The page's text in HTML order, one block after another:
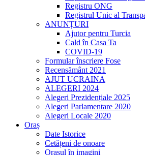
Registru ONG
Registrul Unic al
ANUNȚURI
Ajutor pentru Turcia
Cald în Casa Ta
COVID-19
Formular înscriere Fose
Recensământ 2021
AJUT UCRAINA
ALEGERI 2024
Alegeri Prezidențiale 2025
Alegeri Parlamentare 2020
Alegeri Locale 2020
Oraș
Date Istorice
Cetățeni de onoare
Orașul în imagini